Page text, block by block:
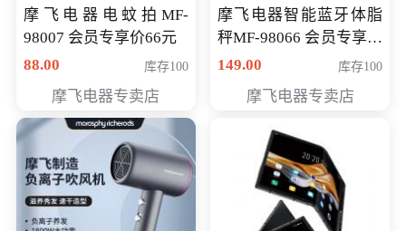
摩飞电器电蚊拍MF-
98007 会员专享价66元
88.00
库存100
摩飞电器专卖店
摩飞电器智能蓝牙体脂
秤MF-98066 会员专享价
98元
149.00 库存100
摩飞电器专卖店